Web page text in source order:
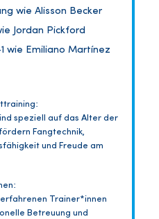
wie Alisson Becker
Jordan Pickford
wie Emiliano Martínez
speziell auf das Alter der
Fangtechnik,
und Freude am
Trainer*innen
Betreuung und